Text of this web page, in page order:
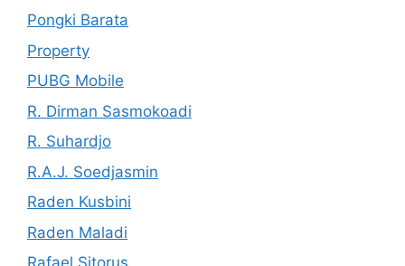
Pongki Barata
Property
PUBG Mobile
R. Dirman Sasmokoadi
R. Suhardjo
R.A.J. Soedjasmin
Raden Kusbini
Raden Maladi
Rafael Sitorus